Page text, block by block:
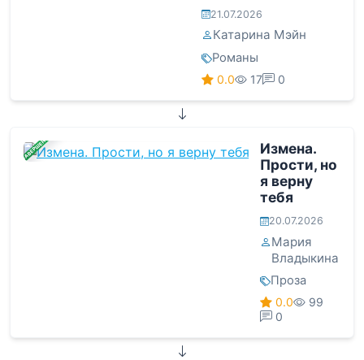
21.07.2026
Катарина Мэйн
Романы
0.0 17 0
ЗАВЕРШЕНА
Измена.
Прости, но
я верну
тебя
20.07.2026
Мария
Владыкина
Проза
0.0
99
0